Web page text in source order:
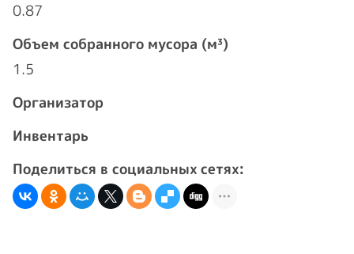
0.87
Объем собранного мусора (м³)
1.5
Организатор
Инвентарь
Поделиться в социальных сетях: